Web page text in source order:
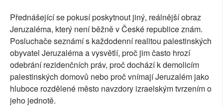
Přednášející se pokusí poskytnout jiný, reálnější obraz
Jeruzaléma, který není běžně v České republice znám.
Posluchače seznámí s každodenní realitou palestinských
obyvatel Jeruzaléma a vysvětlí, proč jim často hrozí
odebrání rezidenčních práv, proč dochází k demolicím
palestinských domovů nebo proč vnímají Jeruzalém jako
hluboce rozdělené město navzdory izraelským tvrzením o
jeho jednotě.